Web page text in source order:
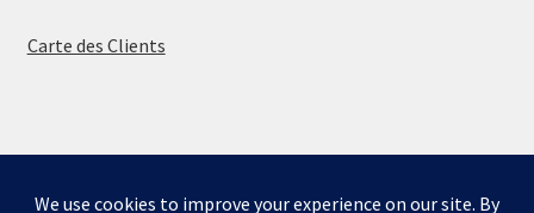
Carte des Clients
© La boutique de Mumbly 2026